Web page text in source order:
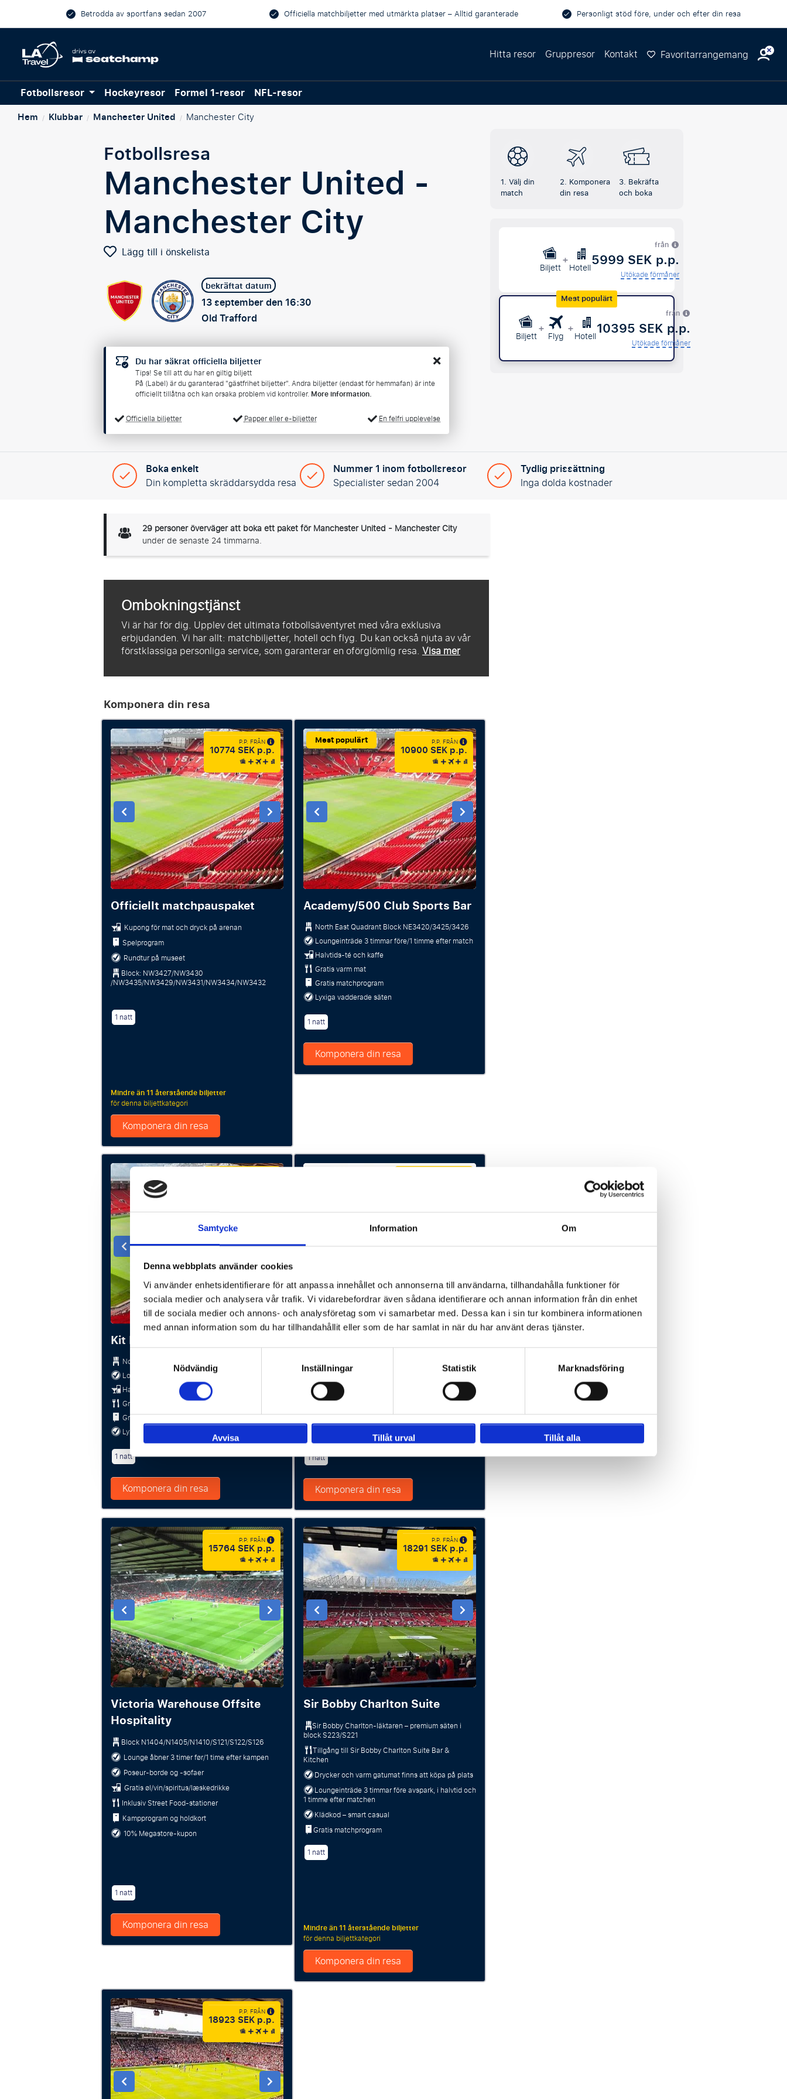
Samtycke Information Om
Denna webbplats använder cookies
Vi använder enhetsidentifierare för att anpassa innehållet och annonserna till användarna, tillhandahålla funktioner för
sociala medier och analysera vår trafik. Vi vidarebefordrar även sådana identifierare och annan information från din enhet
till de sociala medier och annons- och analysföretag som vi samarbetar med. Dessa kan i sin tur kombinera informationen
med annan information som du har tillhandahållit eller som de har samlat in när du har använt deras tjänster.
Nödvändig
Inställningar Statistik Marknadsföring
Avvisa Tillåt urval Tillåt alla
Betrodda av sportfans sedan 2007 Officiella matchbiljetter med utmärkta platser – Alltid garanterade Personligt stöd före, under och efter din resa
Hitta resor Gruppresor Kontakt Favoritarrangemang
Fotbollsresor Hockeyresor Formel 1-resor NFL-resor
Hem / Klubbar / Manchester United / Manchester City
Fotbollsresa
Manchester United -
Manchester City
Lägg till i önskelista
bekräftat datum
13 september den 16:30
Old Trafford
Du har säkrat officiella biljetter
Tips! Se till att du har en giltig biljett
På (Label) är du garanterad "gästfrihet biljetter". Andra biljetter (endast för hemmafan) är inte
officiellt tillåtna och kan orsaka problem vid kontroller.More information.
Officiella biljetter
Papper eller e-biljetter En felfri upplevelse
1. Välj din
match
2. Komponera
din resa
3. Bekräfta
och boka
Biljett+Hotell
från
5999 SEK p.p.
Utökade förmåner
Mest populärt
Biljett+ Flyg +Hotell
från
10395 SEK p.p.
Utökade förmåner
Boka enkelt
Din kompletta skräddarsydda resa
Nummer 1 inom fotbollsresor
Specialister sedan 2004
Tydlig prissättning
Inga dolda kostnader
29 personer överväger att boka ett paket för Manchester United - Manchester City
under de senaste 24 timmarna.
Ombokningstjänst
Vi är här för dig. Upplev det ultimata fotbollsäventyret med våra exklusiva
erbjudanden. Vi har allt: matchbiljetter, hotell och flyg. Du kan också njuta av vår
förstklassiga personliga service, som garanterar en oförglömlig resa. Visa mer
Komponera din resa
P.P. FRÅN
10774 SEK p.p.
Officiellt matchpauspaket
Kupong för mat och dryck på arenan
Spelprogram
Rundtur på museet
Block: NW3427/NW3430
/NW3435/NW3429/NW3431/NW3434/NW3432
1 natt
Mindre än 11 återstående biljetter
för denna biljettkategori
Komponera din resa
Mest populärt P.P. FRÅN
10900 SEK p.p.
Academy/500 Club Sports Bar
North East Quadrant BlockNE3420/3425/3426
Loungeinträde 3 timmar före/1 timme efter match
Halvtids-té och kaffe
Gratis varm mat
Gratis matchprogram
Lyxiga vadderade säten
1 natt
Komponera din resa
Kit Room/100 Club Sports Bar
North West Quadrant Block NW3435/3436
Loungeinträde 3 timmar före/1 timme efter match
Halvtids-té och kaffe
Gratis varm mat
Gratis matchprogram
Lyxiga vadderade säten
1 natt
Komponera din resa
Långsidan
Förfriskningar
Mat ingår
Vadderade sittplatser
1 natt
Komponera din resa
P.P. FRÅN
15764 SEK p.p.
Victoria Warehouse Offsite
Hospitality
BlockN1404/N1405/N1410/S121/S122/S126
Lounge åbner 3 timer før/1 time efter kampen
Poseur-borde og -sofaer
Gratis øl/vin/spiritus/læskedrikke
Inklusiv Street Food-stationer
Kampprogram og holdkort
10% Megastore-kupon
1 natt
Komponera din resa
P.P. FRÅN
18291 SEK p.p.
Sir Bobby Charlton Suite
Sir Bobby Charlton-läktaren – premium säten i
block S223/S221
Tillgång till Sir Bobby Charlton Suite Bar &
Kitchen
Drycker och varm gatumat finns att köpa på plats
Loungeinträde 3 timmar före avspark, i halvtid och
1 timme efter matchen
Klädkod – smart casual
Gratis matchprogram
1 natt
Mindre än 11 återstående biljetter
för denna biljettkategori
Komponera din resa
P.P. FRÅN
18923 SEK p.p.